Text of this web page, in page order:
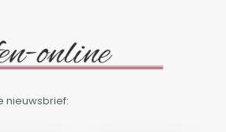
nieuwsbrief: